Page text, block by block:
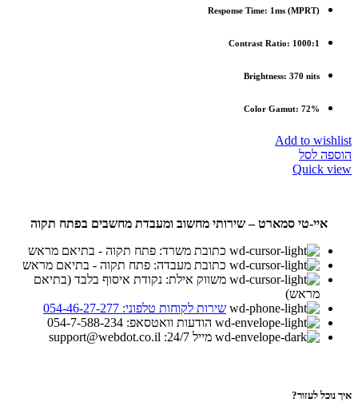
(Response Time: 1ms (MPRT
Contrast Ratio: 1000:1
Brightness: 370 nits
Color Gamut: 72%
Add to wishlist
הוספה לסל
Quick view
איי-טי סמארט – שירותי מחשוב ומעבדת מחשבים בפתח תקוה
כתובת משרד: פתח תקוה - בתיאם מראש
כתובת מעבדה: פתח תקוה - בתיאם מראש
משווק אילת: נקודת איסוף בלבד (בתיאם
מראש)
שירות לקוחות טלפוני: 054-46-27-277
הודעות וואטסאפ: 054-7-588-234
מייל 24/7: support@webdot.co.il
איך נוכל לעזור?